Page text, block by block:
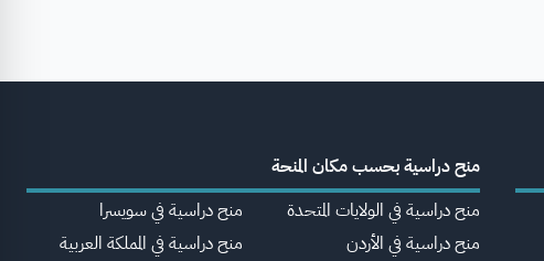
منح دراسية بحسب مكان المنحة
منح دراسية في الولايات المتحدة
منح دراسية في الأردن
منح دراسية في سويسرا
منح دراسية في المملكة العربية